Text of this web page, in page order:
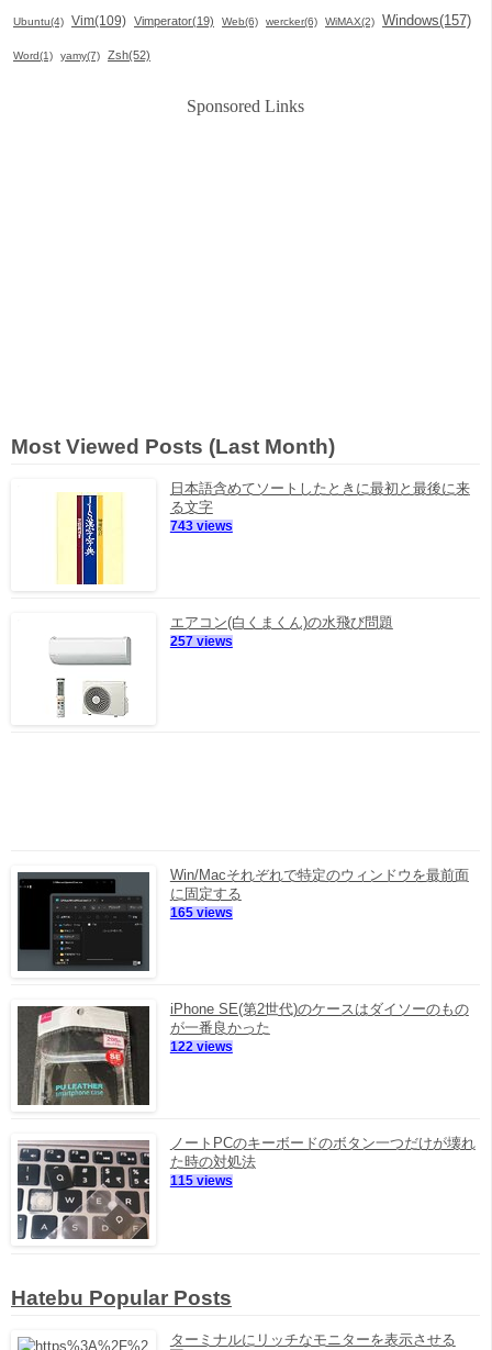
Ubuntu(4) Vim(109) Vimperator(19) Web(6) wercker(6) WiMAX(2) Windows(157)
Word(1) yamy(7) Zsh(52)
Sponsored Links
Most Viewed Posts (Last Month)
日本語含めてソートしたときに最初と最後に来
る文字
743 views
エアコン(白くまくん)の水飛び問題
257 views
Win/Macそれぞれで特定のウィンドウを最前面
に固定する
165 views
iPhone SE(第2世代)のケースはダイソーのもの
が一番良かった
122 views
ノートPCのキーボードのボタン一つだけが壊れ
た時の対処法
115 views
Hatebu Popular Posts
ターミナルにリッチなモニターを表示させる